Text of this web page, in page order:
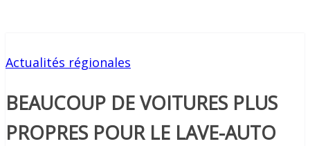
Actualités régionales
BEAUCOUP DE VOITURES PLUS
PROPRES POUR LE LAVE-AUTO